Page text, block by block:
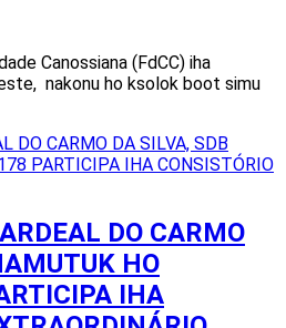
Canossiana (FdCC) iha
nakonu ho ksolok boot simu
DO CARMO
HO
IHA